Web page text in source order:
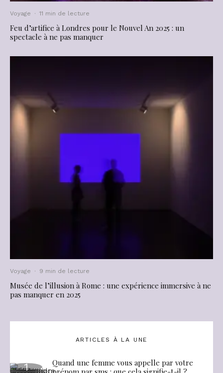
Voyage · 11 min de lecture
Feu d’artifice à Londres pour le Nouvel An 2025 : un
spectacle à ne pas manquer
Voyage · 9 min de lecture
Musée de l’illusion à Rome : une expérience immersive à ne
pas manquer en 2025
ARTICLES À LA UNE
Quand une femme vous appelle par votre